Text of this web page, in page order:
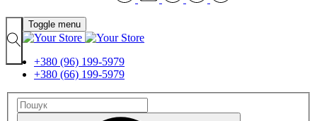
Toggle menu
+380 (96) 199-5979
+380 (66) 199-5979